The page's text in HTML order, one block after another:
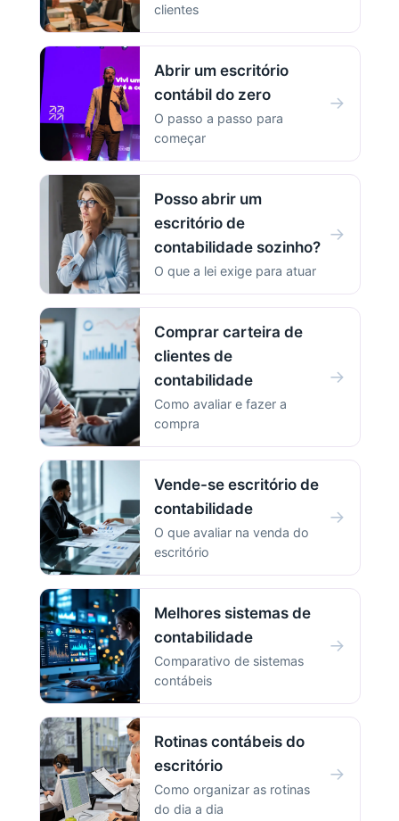
clientes
Abrir um escritório
contábil do zero
O passo a passo para
começar
→
Posso abrir um
escritório de
contabilidade sozinho?
O que a lei exige para atuar
→
Comprar carteira de
clientes de
contabilidade
Como avaliar e fazer a
compra
→
Vende-se escritório de
contabilidade
O que avaliar na venda do
escritório
→
Melhores sistemas de
contabilidade
Comparativo de sistemas
contábeis
→
Rotinas contábeis do
escritório
Como organizar as rotinas
do dia a dia
→